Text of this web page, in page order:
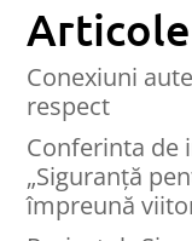
Conexiuni
respect
Conferinta de
„Siguranță
împreună